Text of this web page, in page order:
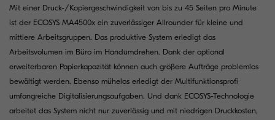
Mit einer Druck-/Kopiergeschwindigkeit von bis zu 45 Seiten pro Minute
ist der ECOSYS MA4500x ein zuverlässiger Allrounder für kleine und
mittlere Arbeitsgruppen. Das produktive System erledigt das
Arbeitsvolumen im Büro im Handumdrehen. Dank der optional
erweiterbaren Papierkapazität können auch größere Aufträge problemlos
bewältigt werden. Ebenso mühelos erledigt der Multifunktionsprofi
umfangreiche Digitalisierungsaufgaben. Und dank ECOSYS-Technologie
arbeitet das System nicht nur zuverlässig und mit niedrigen Druckkosten,